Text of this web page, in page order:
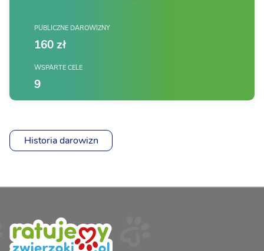
PUBLICZNE DAROWIZNY
160 zł
WSPARTE CELE
9
Historia darowizn